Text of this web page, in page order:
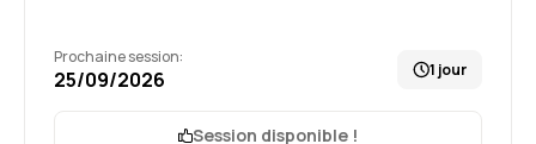
Très bonne expérience sur la plateforme Aelion
difficulté pour se connecter pendant ces trois
Prochaine session:
25/09/2026 1 jour
Session disponible !